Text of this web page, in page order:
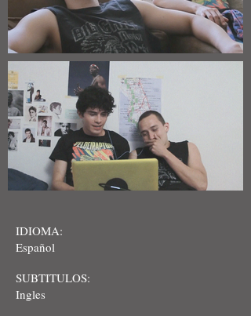
IDIOMA:
Español
SUBTITULOS:
Ingles